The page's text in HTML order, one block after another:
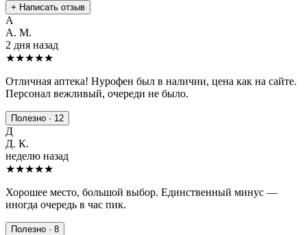
+ Написать отзыв
А
А. М.
2 дня назад
★★★★★
Отличная аптека! Нурофен был в наличии, цена как на сайте.
Персонал вежливый, очереди не было.
Полезно · 12
Д
Д. К.
неделю назад
★★★★★
Хорошее место, большой выбор. Единственный минус —
иногда очередь в час пик.
Полезно · 8